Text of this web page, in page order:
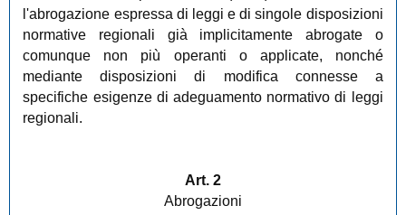
l'abrogazione espressa di leggi e di singole disposizioni
normative regionali già implicitamente abrogate o
comunque non più operanti o applicate, nonché
mediante disposizioni di modifica connesse a
specifiche esigenze di adeguamento normativo di leggi
regionali.
Art. 2
Abrogazioni